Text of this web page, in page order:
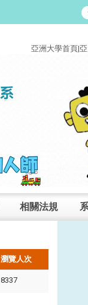
亞洲大學首頁|
相關法規
瀏覽人次
8337